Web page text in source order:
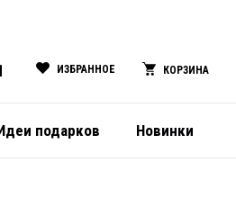
ИЗБРАННОЕ КОРЗИНА
подарков Новинки